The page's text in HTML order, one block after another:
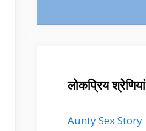
लोकप्रिय श्रेणियां
Aunty Sex Story